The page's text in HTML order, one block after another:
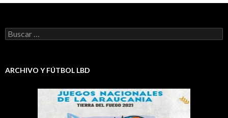
Buscar:
ARCHIVO Y FÚTBOL LBD